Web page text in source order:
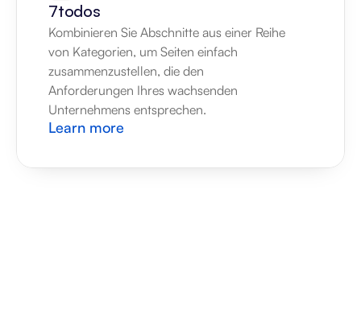
7todos
Kombinieren Sie Abschnitte aus einer Reihe
von Kategorien, um Seiten einfach
zusammenzustellen, die den
Anforderungen Ihres wachsenden
Unternehmens entsprechen.
Learn more